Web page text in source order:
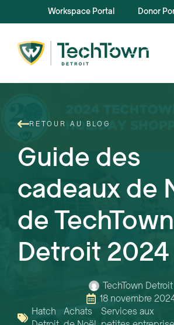
Workspace Portal Donor
RETOUR AU BLOG
Guide des
cadeaux de
de TechTown
Detroit 2024
TechTown Detroit
18 novembre
Hatch
Achats
Services aux